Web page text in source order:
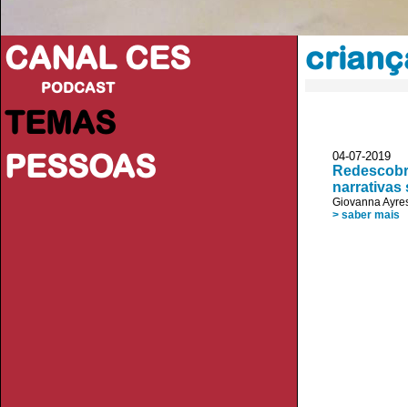
CANAL CES
PODCAST
TEMAS
PESSOAS
04-07-
narrativas
Giovanna
> saber mais